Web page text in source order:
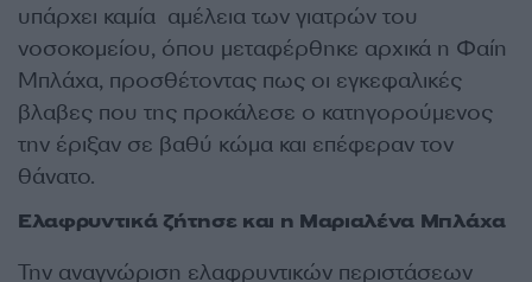
υπάρχει καμία αμέλεια των γιατρών του
νοσοκομείου, όπου μεταφέρθηκε αρχικά η Φαίη
Μπλάχα, προσθέτοντας πως οι εγκεφαλικές
βλαβες που της προκάλεσε ο κατηγορούμενος
την έριξαν σε βαθύ κώμα και επέφεραν τον
θάνατο.
Ελαφρυντικά ζήτησε και η Μαριαλένα Μπλάχα
Την αναγνώριση ελαφρυντικών περιστάσεων